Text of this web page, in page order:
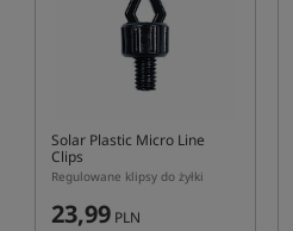
Solar Plastic Micro Line
Clips
Regulowane klipsy do żyłki
23,99 PLN